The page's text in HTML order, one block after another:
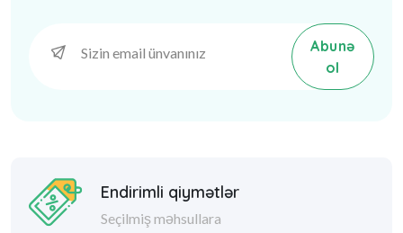
Abunə
ol
Endirimli qiymətlər
Seçilmiş məhsullara